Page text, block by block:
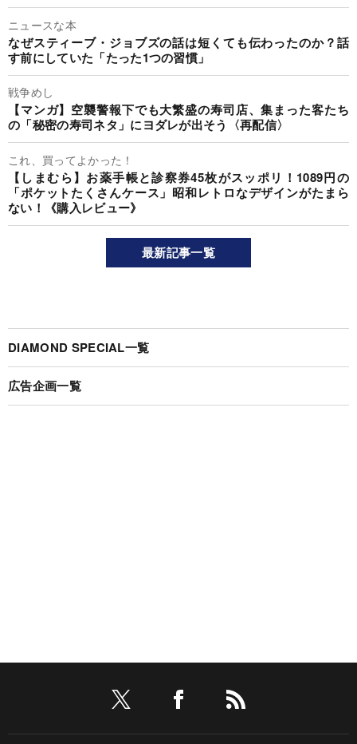
ニュースな本
なぜスティーブ・ジョブズの話は短くても伝わったのか？話
す前にしていた「たった1つの習慣」
戦争めし
【マンガ】空襲警報下でも大繁盛の寿司店、集まった客たち
の「秘密の寿司ネタ」にヨダレが出そう〈再配信〉
これ、買ってよかった！
【しまむら】お薬手帳と診察券45枚がスッポリ！1089円の
「ポケットたくさんケース」昭和レトロなデザインがたまら
ない！《購入レビュー》
最新記事一覧
DIAMOND SPECIAL一覧
広告企画一覧